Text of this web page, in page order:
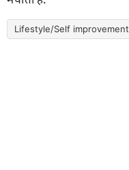
Lifestyle/Self improvement